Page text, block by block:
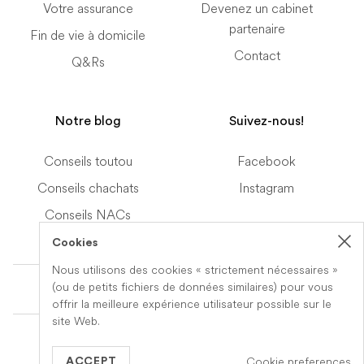
Cookies
Nous utilisons des cookies « strictement nécessaires »
(ou de petits fichiers de données similaires) pour vous
offrir la meilleure expérience utilisateur possible sur le
site Web.
ACCEPT
Votre assurance
Fin de vie à domicile
Q&Rs
Devenez un cabinet
partenaire
Contact
Notre blog
Conseils toutou
Conseils chachats
Conseils NACs
Suivez-nous!
Facebook
Instagram
Terms of Service